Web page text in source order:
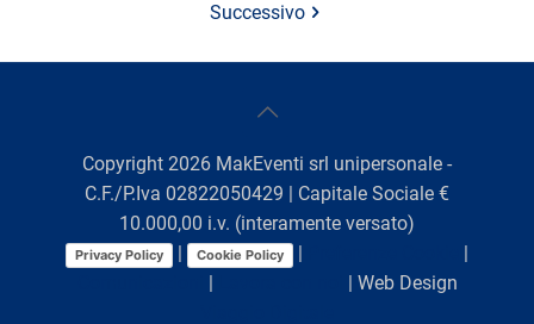
Successivo
Copyright 2026 MakEventi srl unipersonale -
C.F./P.Iva 02822050429 | Capitale Sociale €
10.000,00 i.v. (interamente versato)
Privacy Policy Cookie Policy
| Web Design